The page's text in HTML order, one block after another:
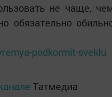
не чаще,
обязательно
podkormit-sveklu
Татмедиа